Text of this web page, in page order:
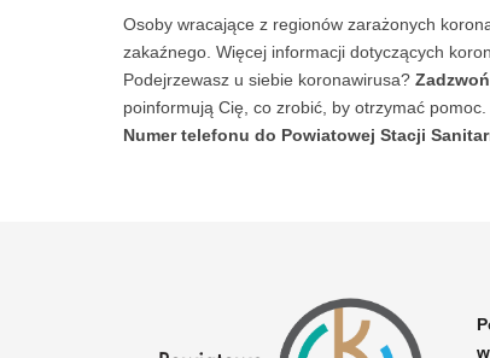
Osoby wracające z regionów zarażonych
zakaźnego. Więcej informacji dotyczących
Podejrzewasz u siebie koronawirusa?
poinformują Cię, co zrobić, by otrzymać pomoc.
Numer telefonu do Powiatowej Stacji